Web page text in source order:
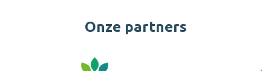
Onze partners